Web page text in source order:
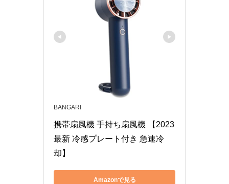
BANGARI
携帯扇風機 手持ち扇風機 【2023
最新 冷感プレート付き 急速冷
却】
Amazonで見る